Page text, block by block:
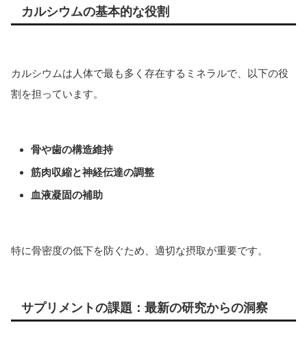
カルシウムの基本的な役割
カルシウムは人体で最も多く存在するミネラルで、以下の役
割を担っています。
骨や歯の構造維持
筋肉収縮と神経伝達の調整
血液凝固の補助
特に骨密度の低下を防ぐため、適切な摂取が重要です。
サプリメントの課題：最新の研究からの洞察